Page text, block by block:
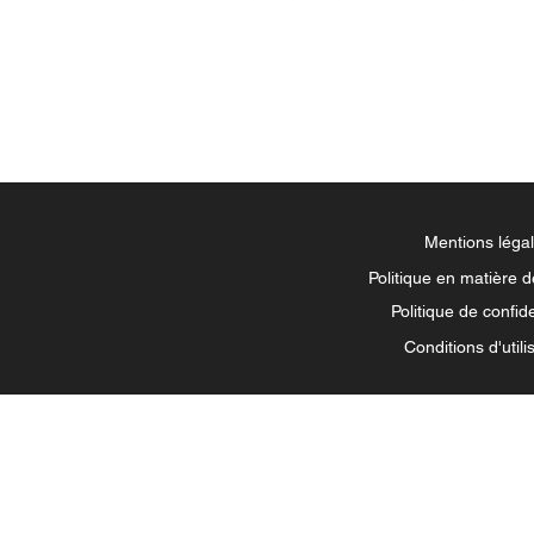
Mentions
Politique en matière
Politique de
Conditions